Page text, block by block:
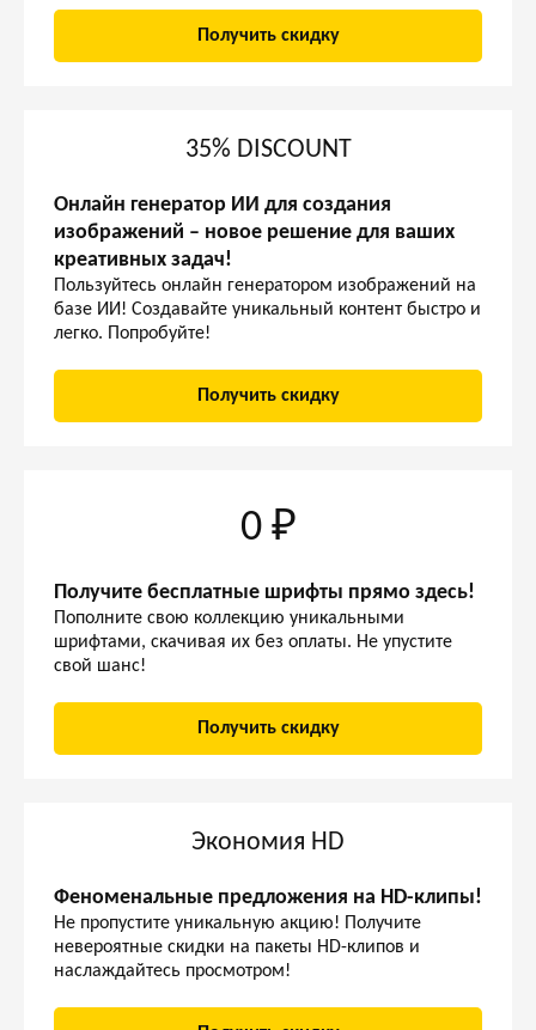
Получить скидку
35% DISCOUNT
Онлайн генератор ИИ для создания
изображений – новое решение для ваших
креативных задач!
Пользуйтесь онлайн генератором изображений на
базе ИИ! Создавайте уникальный контент быстро и
легко. Попробуйте!
Получить скидку
0 ₽
Получите бесплатные шрифты прямо здесь!
Пополните свою коллекцию уникальными
шрифтами, скачивая их без оплаты. Не упустите
свой шанс!
Получить скидку
Экономия HD
Феноменальные предложения на HD-клипы!
Не пропустите уникальную акцию! Получите
невероятные скидки на пакеты HD-клипов и
наслаждайтесь просмотром!